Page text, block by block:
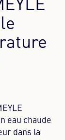
eau chaude
dans la